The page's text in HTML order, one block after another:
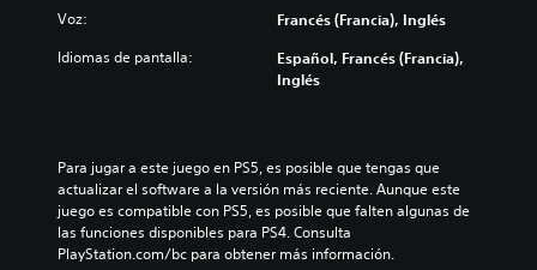
Voz: Francés (Francia), Inglés
Idiomas de pantalla:
Español, Francés (Francia),
Inglés
Para jugar a este juego en PS5, es posible que tengas que
actualizar el software a la versión más reciente. Aunque este
juego es compatible con PS5, es posible que falten algunas de
las funciones disponibles para PS4. Consulta
PlayStation.com/bc para obtener más información.